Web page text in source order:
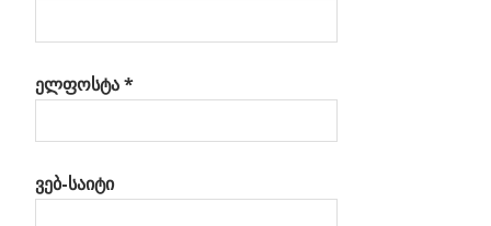
ელფოსტა*
ვებ-საიტი